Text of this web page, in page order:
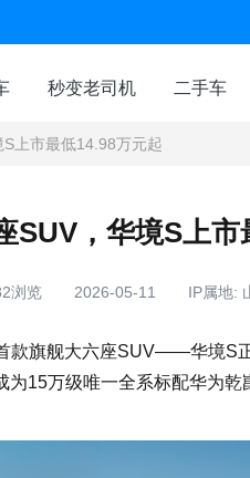
秒变老司机 二手车
上市最低14.98万元起
SUV，华境S上市
浏览 2026-05-11 IP属地:
款旗舰大六座SUV——华境S
15万级唯一全系标配华为